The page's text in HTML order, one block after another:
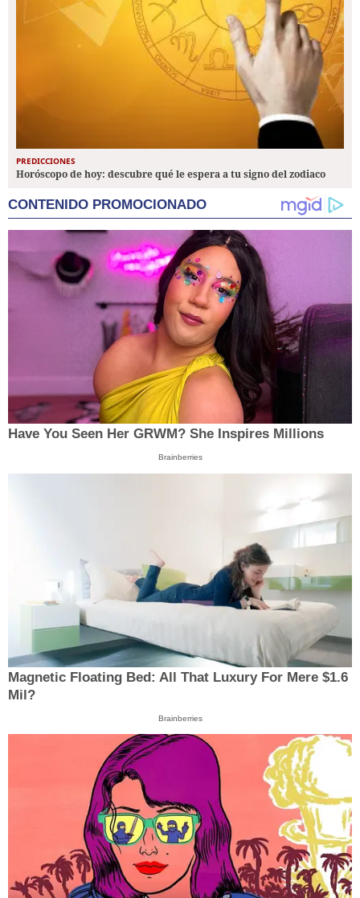
PREDICCIONES
Horóscopo de hoy: descubre qué le espera a tu signo del zodiaco
CONTENIDO PROMOCIONADO
Have You Seen Her GRWM? She Inspires Millions
Brainberries
Magnetic Floating Bed: All That Luxury For Mere $1.6
Mil?
Brainberries